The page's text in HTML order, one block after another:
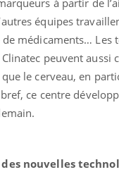
à partir de
équipes
médicaments… Les
peuvent aussi
que le cerveau, en
ce centre
nouvelles